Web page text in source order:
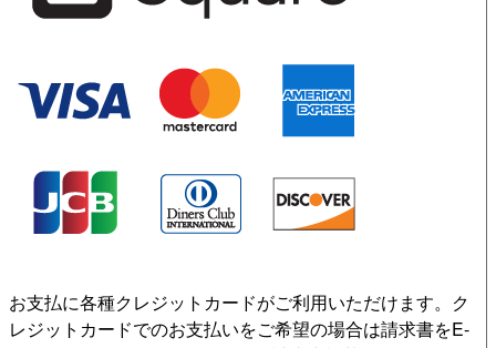
お支払に各種クレジットカードがご利用いただけます。ク
レジットカードでのお支払いをご希望の場合は請求書をE-